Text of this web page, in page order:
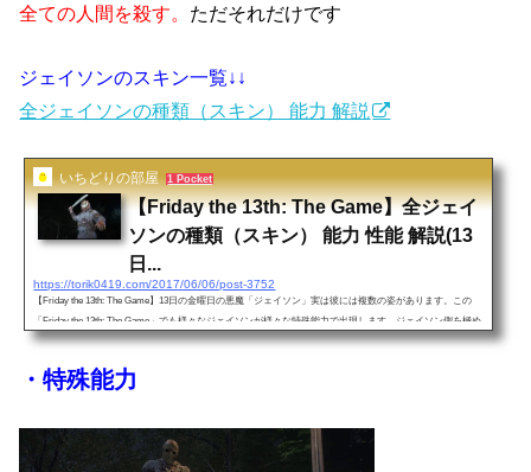
全ての人間を殺す。 ただそれだけです
ジェイソンのスキン一覧↓↓
全ジェイソンの種類（スキン） 能力 解説
いちどりの部屋 1 Pocket
【Friday the 13th: The Game】全ジェイ
ソンの種類（スキン） 能力 性能 解説(13
日...
https://torik0419.com/2017/06/06/post-3752
【Friday the 13th: The Game】13日の金曜日の悪魔「ジェイソン」実は彼には複数の姿があります。この
「Friday the 13th: The Game」でも様々なジェイソンが様々な特殊能力で出現します。ジェイソン側を極め
たい方だけではなく、生存者を極めたい方もこの見た目によるジェイソンの能力を理解すれば、より生存
k0419.com/2017/06/30/friday-13th-the-game-kouryaku/【生存者の生き残り方】解説 ジェイソンの能力解説
・特殊能力